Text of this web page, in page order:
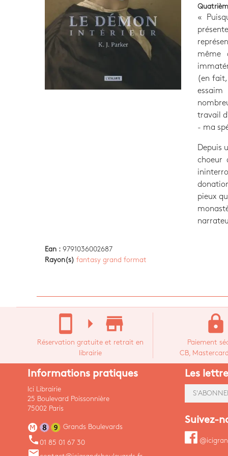
«
même
(en
travail
- ma
Depuis
choeur
pieux
Ean : 9791036002687
Rayon(s) fantasy grand format
stay_current_portrait arrow_right store_mall_directory
Réservation gratuite et retrait en
librairie
lock
Paiement
CB,
Informations pratiques
Ici Librairie
25 Boulevard Poissonnière
75002 Paris
Grands Boulevards
phone 01 85 01 67 30
email
Les
Suivez-